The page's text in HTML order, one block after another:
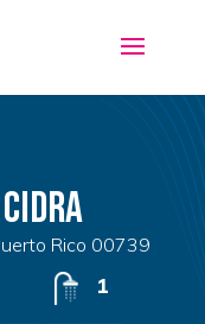
Rico 00739
1